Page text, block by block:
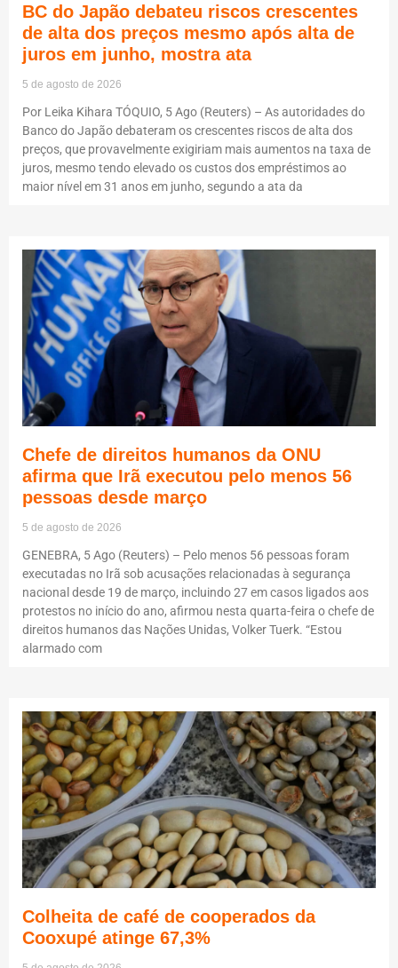
BC do Japão debateu riscos crescentes
de alta dos preços mesmo após alta de
juros em junho, mostra ata
5 de agosto de 2026
Por Leika Kihara TÓQUIO, 5 Ago (Reuters) – As autoridades do
Banco do Japão debateram os crescentes riscos de alta dos
preços, que provavelmente exigiriam mais aumentos na taxa de
juros, mesmo tendo elevado os custos dos empréstimos ao
maior nível em 31 anos em junho, segundo a ata da
Chefe de direitos humanos da ONU
afirma que Irã executou pelo menos 56
pessoas desde março
5 de agosto de 2026
GENEBRA, 5 Ago (Reuters) – Pelo menos 56 pessoas foram
executadas no Irã sob acusações relacionadas à segurança
nacional desde 19 de março, incluindo 27 em casos ligados aos
protestos no início do ano, afirmou nesta quarta-feira o chefe de
direitos humanos das Nações Unidas, Volker Tuerk. “Estou
alarmado com
Colheita de café de cooperados da
Cooxupé atinge 67,3%